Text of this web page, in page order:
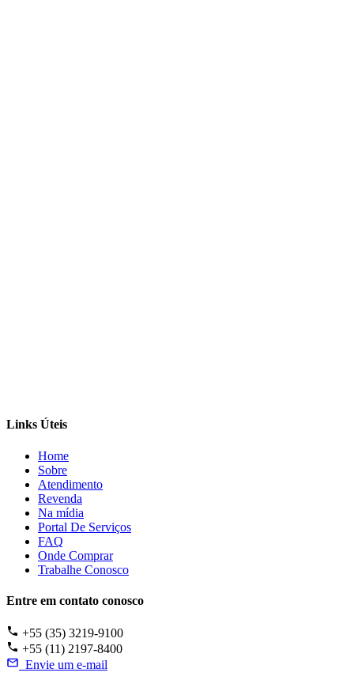
Links Úteis
Home
Sobre
Atendimento
Revenda
Na mídia
Portal De Serviços
FAQ
Onde Comprar
Trabalhe Conosco
Entre em contato conosco
+55 (35) 3219-9100
+55 (11) 2197-8400
Envie um e-mail